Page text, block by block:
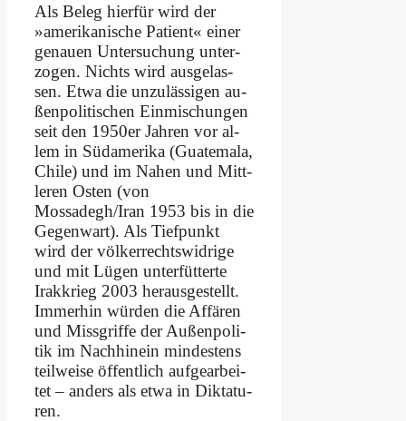
Als Be­leg hier­für wird der
»ame­ri­ka­ni­sche Pa­ti­ent« ei­ner
ge­nau­en Un­ter­su­chung un­ter­
zo­gen. Nichts wird aus­ge­las­
sen. Et­wa die un­zu­läs­si­gen au­
ßen­po­li­ti­schen Ein­mi­schun­gen
seit den 1950er Jah­ren vor al­
lem in Süd­ame­ri­ka (Gua­te­ma­la,
Chi­le) und im Na­hen und Mitt­
le­ren Osten (von
Mossadegh/Iran 1953 bis in die
Ge­gen­wart). Als Tief­punkt
wird der völ­ker­rechts­wid­ri­ge
und mit Lü­gen un­ter­füt­ter­te
Irak­krieg 2003 her­aus­ge­stellt.
Im­mer­hin wür­den die Af­fä­ren
und Miss­grif­fe der Au­ßen­po­li­
tik im Nach­hin­ein min­de­stens
teil­wei­se öf­fent­lich auf­ge­ar­bei­
tet – an­ders als et­wa in Dik­ta­tu­
ren.